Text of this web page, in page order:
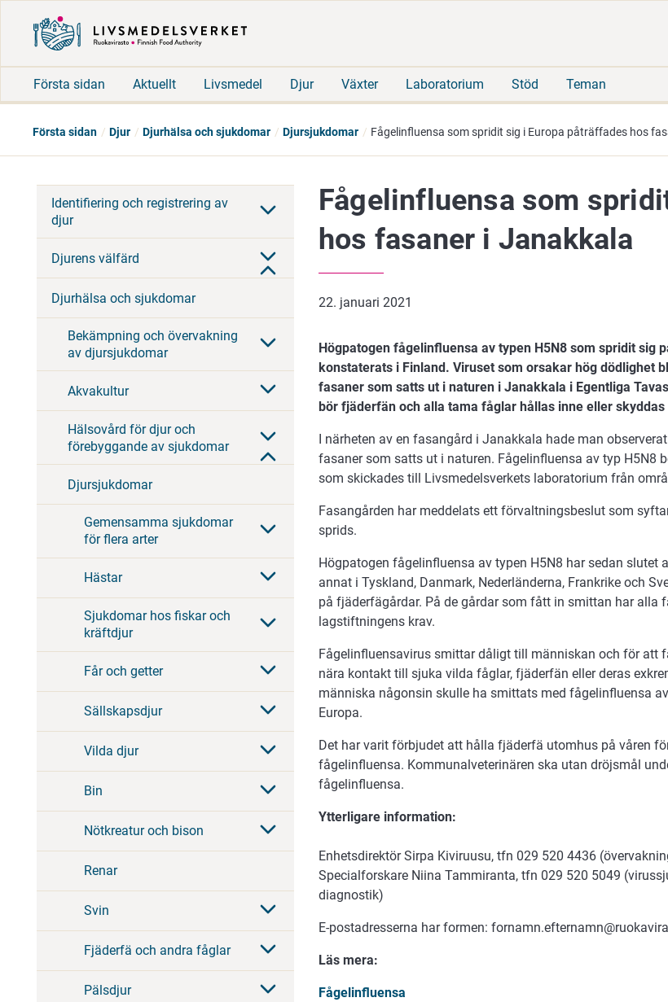
Första sidan Aktuellt Livsmedel Djur Växter Laboratorium Stöd Teman
Första sidan Djur Djurhälsa och sjukdomar Djursjukdomar Fågelinfluensa som spridit sig i Europa påträffades hos
Identifiering och registrering av
djur
Djurens välfärd
Djurhälsa och sjukdomar
Bekämpning och övervakning
av djursjukdomar
Akvakultur
Hälsovård för djur och
förebyggande av sjukdomar
Djursjukdomar
Gemensamma sjukdomar
för flera arter
Hästar
Sjukdomar hos fiskar och
kräftdjur
Får och getter
Sällskapsdjur
Vilda djur
Bin
Nötkreatur och bison
Renar
Svin
Fjäderfä och andra fåglar
Pälsdjur
Fågelinfluensa som
hos fasaner i Janakkala
22. januari 2021
Högpatogen fågelinfluensa av typen H5N8 som spridit sig
konstaterats i Finland. Viruset som orsakar hög dödlighet
fasaner som satts ut i naturen i Janakkala i Egentliga
bör fjäderfän och alla tama fåglar hållas inne eller
I närheten av en fasangård i Janakkala hade man
fasaner som satts ut i naturen. Fågelinfluensa av typ H5N8
som skickades till Livsmedelsverkets laboratorium från
Fasangården har meddelats ett förvaltningsbeslut som
sprids.
Högpatogen fågelinfluensa av typen H5N8 har sedan slutet
annat i Tyskland, Danmark, Nederländerna, Frankrike och
på fjäderfägårdar. På de gårdar som fått in smittan har alla
lagstiftningens krav.
Fågelinfluensavirus smittar dåligt till människan och för att
nära kontakt till sjuka vilda fåglar, fjäderfän eller deras
människa någonsin skulle ha smittats med fågelinfluensa
Europa.
Det har varit förbjudet att hålla fjäderfä utomhus på våren
fågelinfluensa. Kommunalveterinären ska utan dröjsmål
fågelinfluensa.
Ytterligare information:
Enhetsdirektör Sirpa Kiviruusu, tfn 029 520 4436
Specialforskare Niina Tammiranta, tfn 029 520 5049
diagnostik)
E-postadresserna har formen:
Läs mera:
Fågelinfluensa